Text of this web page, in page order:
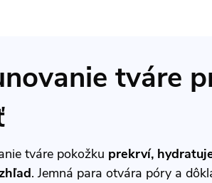
tváre
tváre pokožku prekrví,
. Jemná para otvára póry a